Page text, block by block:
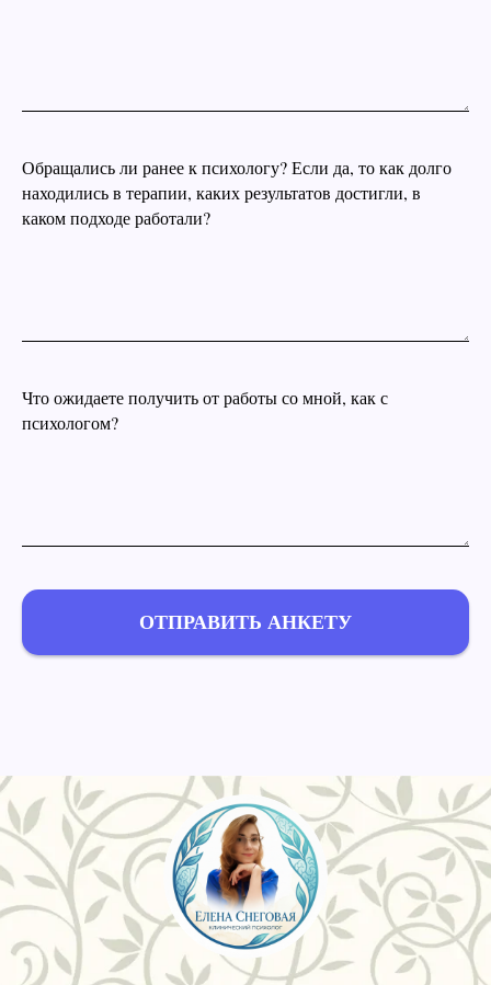
Обращались ли ранее к психологу? Если да, то как долго
находились в терапии, каких результатов достигли, в
каком подходе работали?
Что ожидаете получить от работы со мной, как с
психологом?
ОТПРАВИТЬ АНКЕТУ